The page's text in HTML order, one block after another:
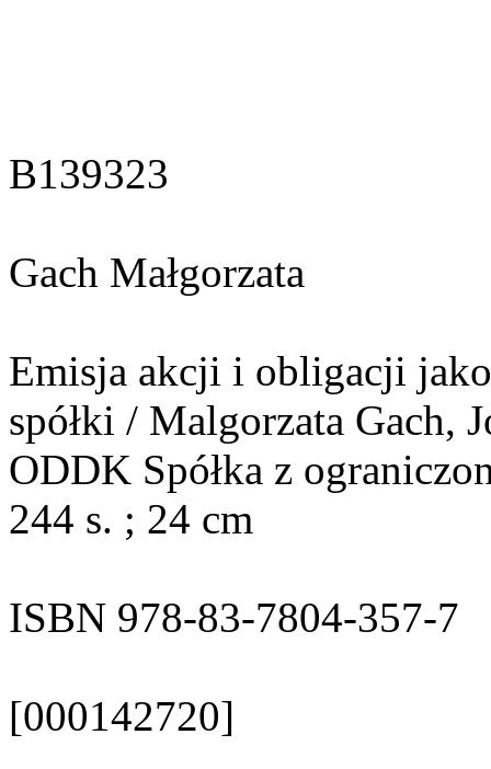
B139323
Gach Małgorzata
Emisja akcji i obligacji
spółki / Malgorzata Gach,
ODDK Spółka z
244 s. ; 24 cm
ISBN 978-83-7804-357-7
[000142720]